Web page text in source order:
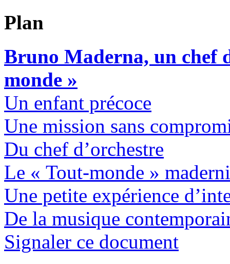
Plan
Bruno Maderna, un chef
monde »
Un enfant précoce
Une mission sans
Du chef d’orchestre
Le « Tout-monde »
Une petite expérience
De la musique
Signaler ce document